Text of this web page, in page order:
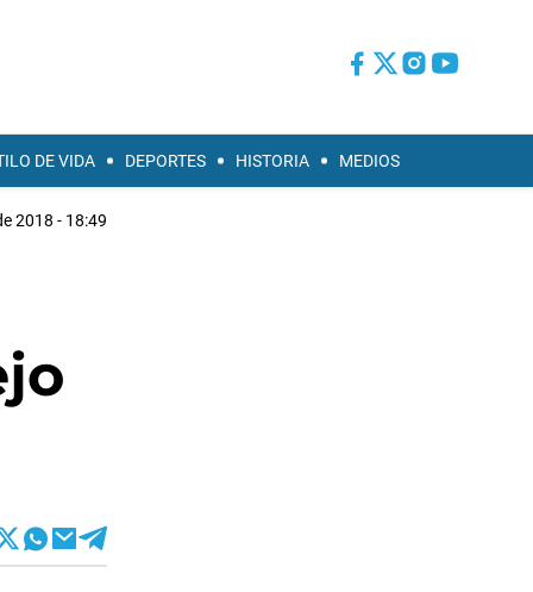
DE VIDA DEPORTES HISTORIA MEDIOS
2018 - 18:49